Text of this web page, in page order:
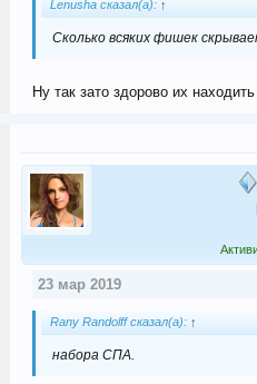
Lenusha сказал(а): ↑
Сколько всяких фишек
Ну так зато здорово их находить
23 мар 2019
Rany Randolff сказал(а): ↑
набора СПА.